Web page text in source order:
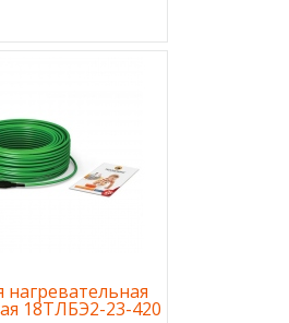
нагревательная
18ТЛБЭ2-23-420